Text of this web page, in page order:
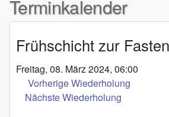
Terminkalender
Frühschicht zur
Freitag, 08. März 2024, 06:00
Vorherige Wiederholung
Nächste Wiederholung